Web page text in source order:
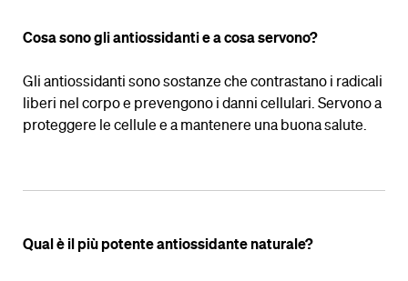
Cosa sono gli antiossidanti e a cosa servono?
Gli antiossidanti sono sostanze che contrastano i radicali
liberi nel corpo e prevengono i danni cellulari. Servono a
proteggere le cellule e a mantenere una buona salute.
Qual è il più potente antiossidante naturale?